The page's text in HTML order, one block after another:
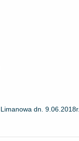
dn. 9.06.2018r.